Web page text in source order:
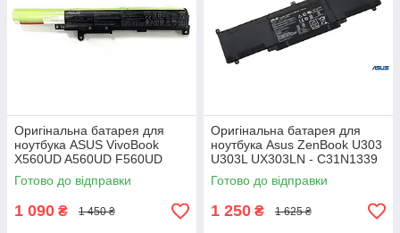
Оригінальна батарея для
ноутбука ASUS VivoBook
X560UD A560UD F560UD
K560UD R562UD - A31N1730
Готово до відправки
1 090 ₴ 1 450 ₴
Оригінальна батарея для
ноутбука Asus ZenBook U303
U303L UX303LN - C31N1339
(+11.31 V 50Wh) АКБ
Готово до відправки
1 250 ₴ 1 625 ₴